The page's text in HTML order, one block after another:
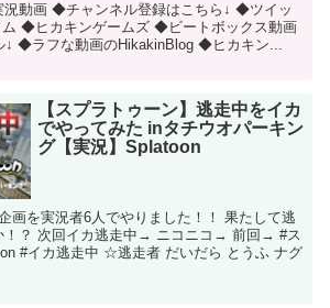
動画 ◆チャンネル登録はこちら↓ ◆ツイッ
◆ヒカキンゲームズ ◆ビートボックス動画
↓ ◆ラフな動画のHikakinBlog ◆ヒカキン...
【スプラトゥーン】逃走中をイカ
でやってみた inタチウオパーキン
グ【実況】Splatoon
画を実況者6人でやりました！！ 果たして逃
！？ 次回イカ逃走中→ ニコニコ→ 前回→ #ス
#イカ逃走中 ☆逃走者 だいだら とうふ ナグ